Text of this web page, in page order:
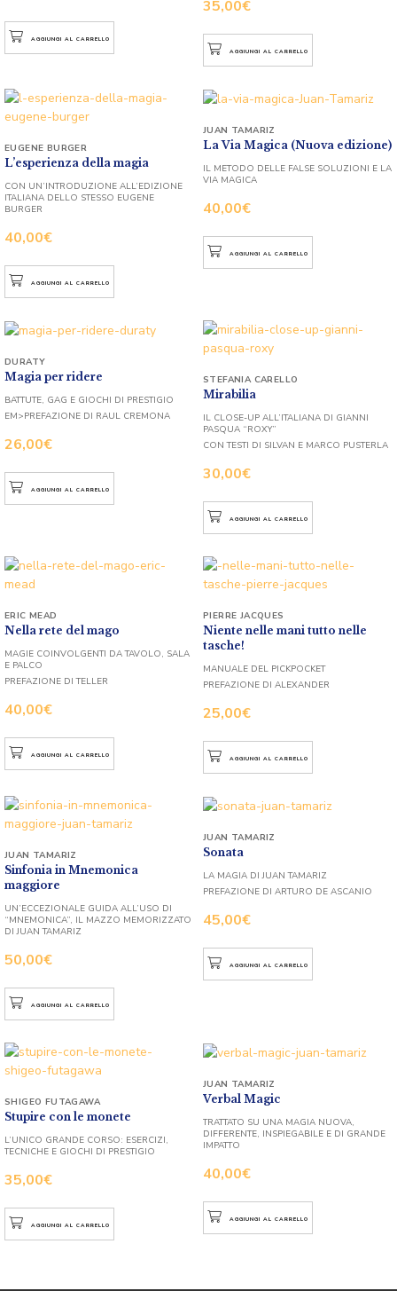
AGGIUNGI AL CARRELLO
35,00€
AGGIUNGI AL CARRELLO
L’esperienza della magia
40,00€
EUGENE BURGER
CON UN’INTRODUZIONE ALL’EDIZIONE
ITALIANA DELLO STESSO EUGENE
BURGER
AGGIUNGI AL CARRELLO
La Via Magica (Nuova edizione)
40,00€
JUAN TAMARIZ
IL METODO DELLE FALSE SOLUZIONI E LA
VIA MAGICA
AGGIUNGI AL CARRELLO
Magia per ridere
26,00€
DURATY
BATTUTE, GAG E GIOCHI DI PRESTIGIO
EM>PREFAZIONE DI RAUL CREMONA
AGGIUNGI AL CARRELLO
Mirabilia
30,00€
STEFANIA CARELLO
IL CLOSE-UP ALL’ITALIANA DI GIANNI
PASQUA “ROXY”
CON TESTI DI SILVAN E MARCO PUSTERLA
AGGIUNGI AL CARRELLO
Nella rete del mago
40,00€
ERIC MEAD
MAGIE COINVOLGENTI DA TAVOLO, SALA
E PALCO
PREFAZIONE DI TELLER
AGGIUNGI AL CARRELLO
Niente nelle mani tutto nelle
tasche!
25,00€
PIERRE JACQUES
MANUALE DEL PICKPOCKET
PREFAZIONE DI ALEXANDER
AGGIUNGI AL CARRELLO
Sinfonia in Mnemonica
maggiore
50,00€
JUAN TAMARIZ
UN’ECCEZIONALE GUIDA ALL’USO DI
“MNEMONICA”, IL MAZZO MEMORIZZATO
DI JUAN TAMARIZ
AGGIUNGI AL CARRELLO
Sonata
45,00€
JUAN TAMARIZ
LA MAGIA DI JUAN TAMARIZ
PREFAZIONE DI ARTURO DE ASCANIO
AGGIUNGI AL CARRELLO
Stupire con le monete
35,00€
SHIGEO FUTAGAWA
L’UNICO GRANDE CORSO: ESERCIZI,
TECNICHE E GIOCHI DI PRESTIGIO
AGGIUNGI AL CARRELLO
Verbal Magic
40,00€
JUAN TAMARIZ
TRATTATO SU UNA MAGIA NUOVA,
DIFFERENTE, INSPIEGABILE E DI GRANDE
IMPATTO
AGGIUNGI AL CARRELLO